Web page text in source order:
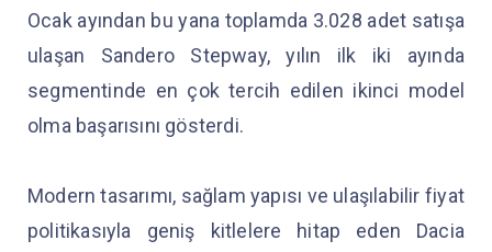
Ocak ayından bu yana toplamda 3.028 adet satışa
ulaşan Sandero Stepway, yılın ilk iki ayında
segmentinde en çok tercih edilen ikinci model
olma başarısını gösterdi.
Modern tasarımı, sağlam yapısı ve ulaşılabilir fiyat
politikasıyla geniş kitlelere hitap eden Dacia